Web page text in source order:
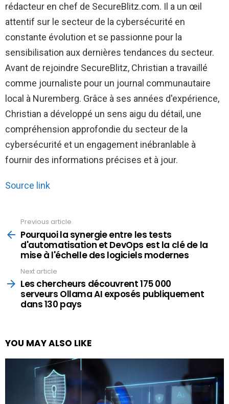
rédacteur en chef de SecureBlitz.com. Il a un œil
attentif sur le secteur de la cybersécurité en
constante évolution et se passionne pour la
sensibilisation aux dernières tendances du secteur.
Avant de rejoindre SecureBlitz, Christian a travaillé
comme journaliste pour un journal communautaire
local à Nuremberg. Grâce à ses années d'expérience,
Christian a développé un sens aigu du détail, une
compréhension approfondie du secteur de la
cybersécurité et un engagement inébranlable à
fournir des informations précises et à jour.
Source link
more
Previous article
Pourquoi la synergie entre les tests
d'automatisation et DevOps est la clé de la
mise à l'échelle des logiciels modernes
Next article
Les chercheurs découvrent 175 000
serveurs Ollama AI exposés publiquement
dans 130 pays
YOU MAY ALSO LIKE